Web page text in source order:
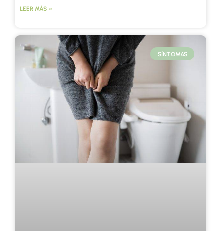
LEER MÁS »
SÍNTOMAS